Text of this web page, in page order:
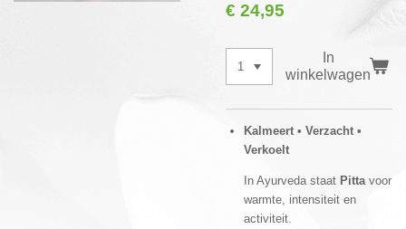
€ 24,95
In
winkelwagen
Kalmeert • Verzacht •
Verkoelt
In Ayurveda staat Pitta voor
warmte, intensiteit en
activiteit.